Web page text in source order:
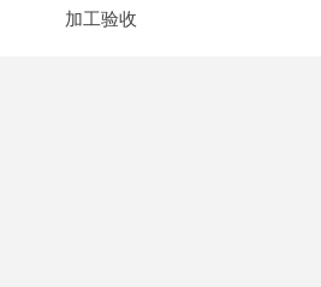
加工验收